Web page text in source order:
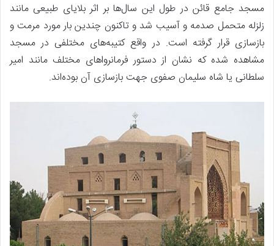
مسجد جامع قائن در طول این سال‌ها بر اثر بلایای طبیعی مانند
زلزله متحمل صدمه و آسیب شد و تاکنون چندین بار مورد مرمت و
بازسازی قرار گرفته است. در واقع کتیبه‌های مختلفی در مسجد
مشاهده شده که نشان از دستور فرمانرواهای مختلف مانند امیر
سلطانی یا شاه سلیمان صفوی جهت بازسازی آن بوده‌اند.